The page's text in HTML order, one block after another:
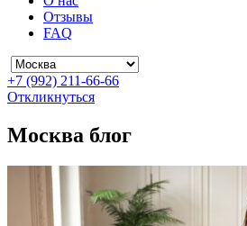
Отзывы
FAQ
+7 (992) 211-66-66
Откликнуться
Москва блог